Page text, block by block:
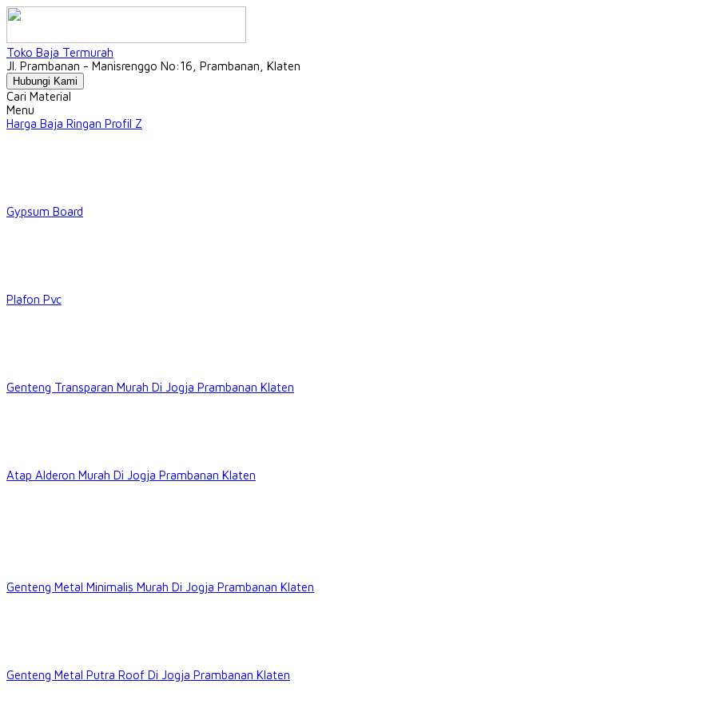
Toko Baja Termurah
Jl. Prambanan - Manisrenggo No:16, Prambanan, Klaten
Hubungi Kami
Cari Material
Menu
Harga Baja Ringan Profil Z
Gypsum Board
Plafon Pvc
Genteng Transparan Murah Di Jogja Prambanan Klaten
Atap Alderon Murah Di Jogja Prambanan Klaten
Genteng Metal Minimalis Murah Di Jogja Prambanan Klaten
Genteng Metal Putra Roof Di Jogja Prambanan Klaten